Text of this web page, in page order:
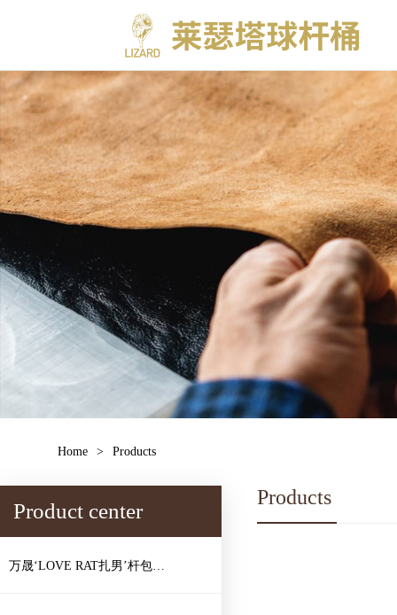
Home > Products
Product center
万晟‘LOVE RAT扎男’杆包系
Products